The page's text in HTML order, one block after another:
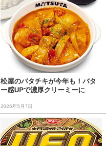
松屋のバタチキが今年も！バタ
ー感UPで濃厚クリーミーに
2026年5月7日